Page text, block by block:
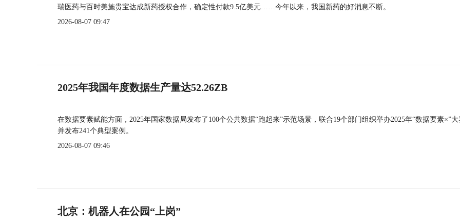
瑞医药与百时美施贵宝达成新药授权合作，确定性付款9.5亿美元……今年以来，我国新药的好消息不断。
2026-08-07 09:47
2025年我国年度数据生产量达52.26ZB
在数据要素赋能方面，2025年国家数据局发布了100个公共数据“跑起来”示范场景，联合19个部门组织举办2025年“数据要素×”大
并发布241个典型案例。
2026-08-07 09:46
北京：机器人在公园“上岗”